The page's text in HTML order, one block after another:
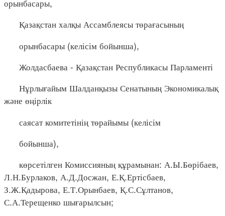
орынбасары,
Қазақстан халқы Ассамблеясы төрағасының
орынбасары (келісім бойынша),
Жолдасбаева - Қазақстан Республикасы Парламенті
Нұрлығайым Шалданқызы Сенатының Экономикалық
және өңірлік
саясат комитетінің төрайымы (келісім
бойынша),
көрсетілген Комиссияның құрамынан: А.Ы.Бөрібаев,
Л.Н.Бурлаков, А.Д.Досжан, Е.Қ.Ертісбаев,
З.Ж.Қадырова, Е.Т.Орынбаев, Қ.С.Сұлтанов,
С.А.Терещенко шығарылсын;